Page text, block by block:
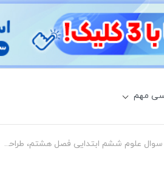
مهم
نمونه سوال علوم ششم ابتدایی فصل هشتم، طراحی کنیم و بسازیم با جواب